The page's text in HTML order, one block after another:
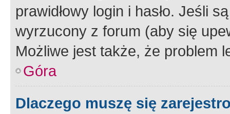
prawidłowy login i hasło. Jeśli
wyrzucony z forum (aby się
Możliwe jest także, że problem
Góra
Dlaczego muszę się